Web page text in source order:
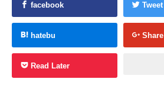
facebook Tweet
hatebu Share
Read Later